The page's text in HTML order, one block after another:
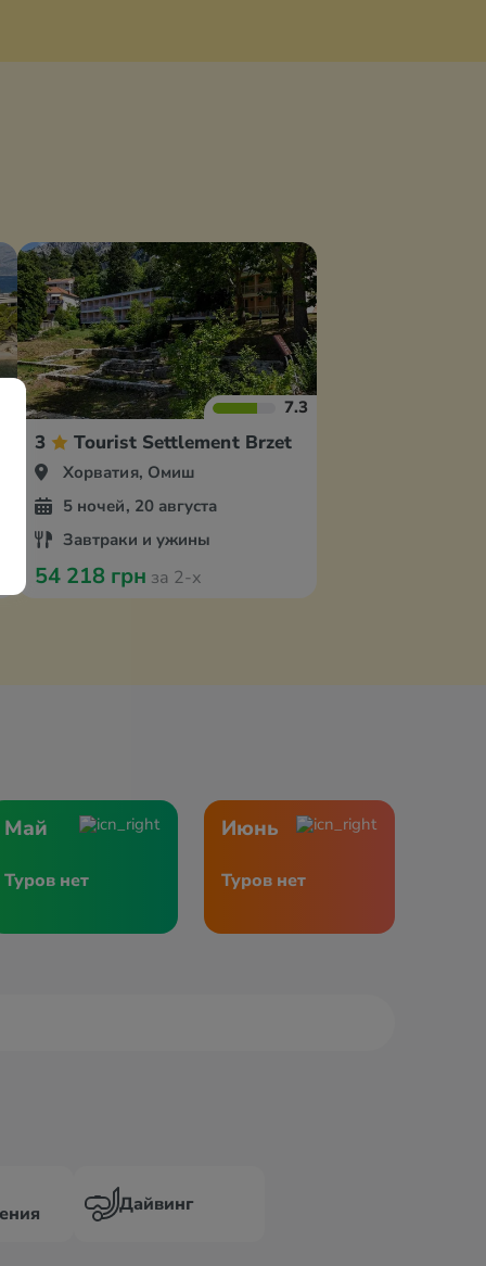
Resort
7.3
3 Tourist Settlement Brzet
Хорватия, Омиш
5 ночей, 20 августа
Завтраки и ужины
54 218 грн за 2-х
Май
Туров нет
Июнь
Туров нет
Дайвинг